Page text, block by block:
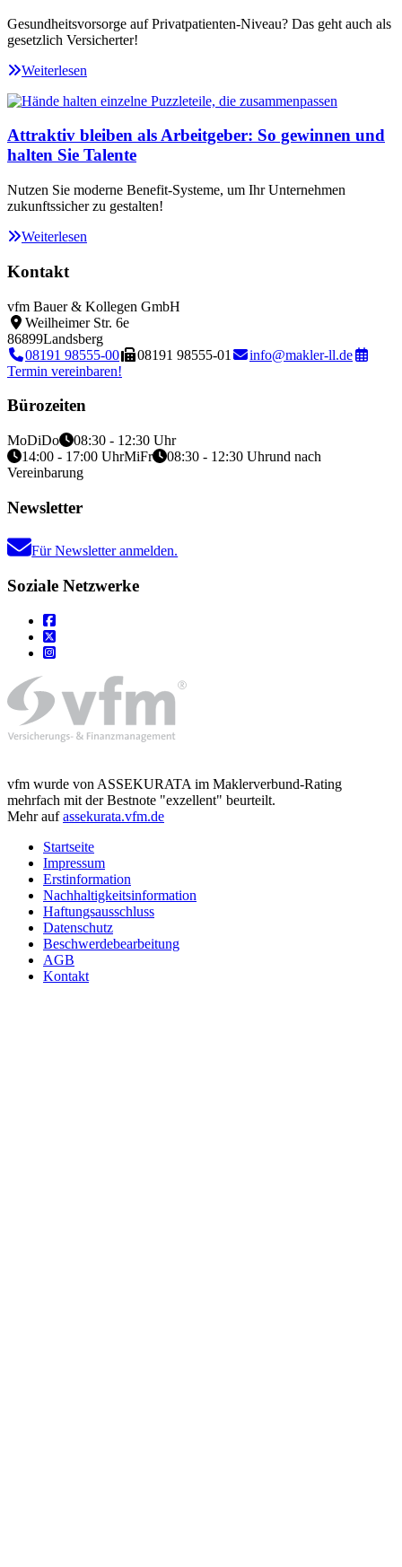
Gesundheitsvorsorge auf Privatpatienten-Niveau? Das geht auch als
gesetzlich Versicherter!
Weiterlesen
Attraktiv bleiben als Arbeitgeber: So gewinnen und
halten Sie Talente
Nutzen Sie moderne Benefit-Systeme, um Ihr Unternehmen
zukunftssicher zu gestalten!
Weiterlesen
Kontakt
vfm Bauer & Kollegen GmbH
Weilheimer Str. 6e
86899Landsberg
08191 98555-00
08191 98555-01
info@makler-ll.de
Termin vereinbaren!
Bürozeiten
MoDiDo
08:30 - 12:30 Uhr
14:00 - 17:00 UhrMiFr 08:30 - 12:30 Uhrund nach
Vereinbarung
Newsletter
Für Newsletter anmelden.
Soziale Netzwerke
vfm wurde von ASSEKURATA im Maklerverbund-Rating
mehrfach mit der Bestnote "exzellent" beurteilt.
Mehr aufassekurata.vfm.de
Startseite
Impressum
Erstinformation
Nachhaltigkeitsinformation
Haftungsausschluss
Datenschutz
Beschwerdebearbeitung
AGB
Kontakt